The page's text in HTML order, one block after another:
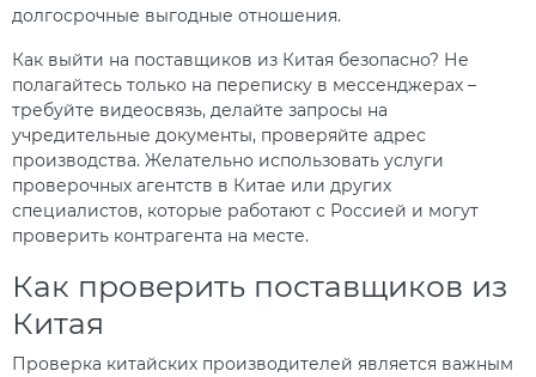
долгосрочные выгодные отношения.
Как выйти на поставщиков из Китая безопасно? Не
полагайтесь только на переписку в мессенджерах –
требуйте видеосвязь, делайте запросы на
учредительные документы, проверяйте адрес
производства. Желательно использовать услуги
проверочных агентств в Китае или других
специалистов, которые работают с Россией и могут
проверить контрагента на месте.
Как проверить поставщиков из
Китая
Проверка китайских производителей является важным